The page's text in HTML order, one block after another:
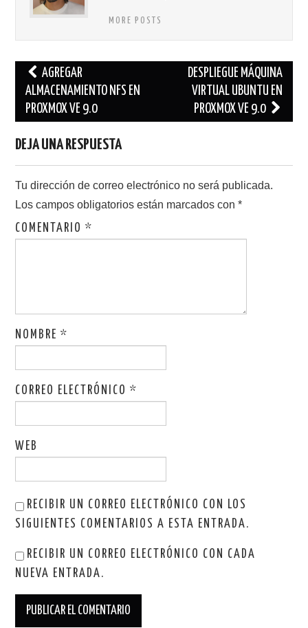
MORE POSTS
Navegación
de
entradas
AGREGAR
ALMACENAMIENTO NFS EN
PROXMOX VE 9.0
DESPLIEGUE MÁQUINA
VIRTUAL UBUNTU EN
PROXMOX VE 9.0
DEJA UNA RESPUESTA
Tu dirección de correo electrónico no será publicada.
Los campos obligatorios están marcados con*
COMENTARIO*
NOMBRE*
CORREO ELECTRÓNICO*
WEB
RECIBIR UN CORREO ELECTRÓNICO CON LOS
SIGUIENTES COMENTARIOS A ESTA ENTRADA.
RECIBIR UN CORREO ELECTRÓNICO CON CADA
NUEVA ENTRADA.